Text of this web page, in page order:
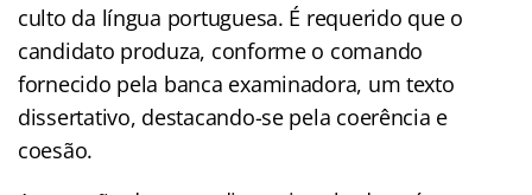
culto da língua portuguesa. É requerido que o
candidato produza, conforme o comando
fornecido pela banca examinadora, um texto
dissertativo, destacando-se pela coerência e
coesão.